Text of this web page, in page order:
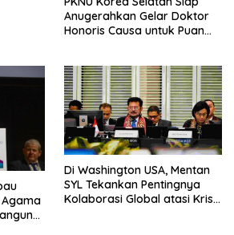
Anugerahkan Gelar Doktor
Honoris Causa untuk Puan
Di Washington USA, Mentan
SYL Tekankan Pentingnya
Kolaborasi Global atasi Krisis